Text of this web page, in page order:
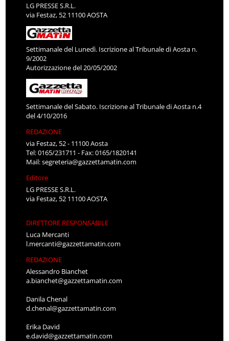
LG PRESSE S.R.L.
via Festaz, 52 11100 AOSTA
Settimanale del Lunedì. Iscrizione al Tribunale di Aosta n.
9/2002
Autorizzazione del 20/05/2002
Settimanale del Sabato. Iscrizione al Tribunale di Aosta n.4
del 4/10/2016
REDAZIONE
via Festaz, 52 - 11100 Aosta
Tel: 0165/231711 - Fax: 0165/1820141
Mail:segreteria@gazzettamatin.com
Editore
LG PRESSE S.R.L.
via Festaz, 52 11100 AOSTA
DIRETTORE RESPONSABILE
Luca Mercanti
l.mercanti@gazzettamatin.com
REDAZIONE
Alessandro Bianchet
a.bianchet@gazzettamatin.com
Danila Chenal
d.chenal@gazzettamatin.com
Erika David
e.david@gazzettamatin.com